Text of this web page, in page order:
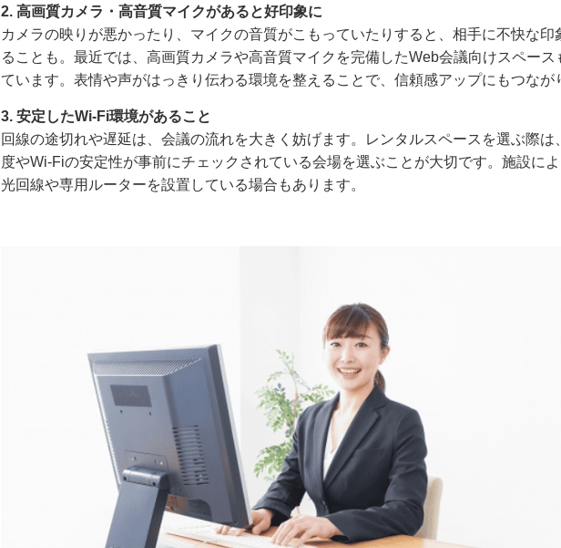
2. 高画質カメラ・高音質マイクがあると好印象に
カメラの映りが悪かったり、マイクの音質がこもっていたりすると、相手に不快な印
ることも。最近では、高画質カメラや高音質マイクを完備したWeb会議向けスペース
ています。表情や声がはっきり伝わる環境を整えることで、信頼感アップにもつなが
3. 安定したWi-Fi環境があること
回線の途切れや遅延は、会議の流れを大きく妨げます。レンタルスペースを選ぶ際は
度やWi-Fiの安定性が事前にチェックされている会場を選ぶことが大切です。施設によ
光回線や専用ルーターを設置している場合もあります。